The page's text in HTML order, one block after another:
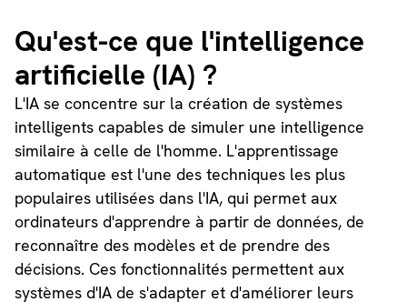
Qu'est-ce que l'intelligence
artificielle (IA) ?
L'IA se concentre sur la création de systèmes
intelligents capables de simuler une intelligence
similaire à celle de l'homme. L'apprentissage
automatique est l'une des techniques les plus
populaires utilisées dans l'IA, qui permet aux
ordinateurs d'apprendre à partir de données, de
reconnaître des modèles et de prendre des
décisions. Ces fonctionnalités permettent aux
systèmes d'IA de s'adapter et d'améliorer leurs